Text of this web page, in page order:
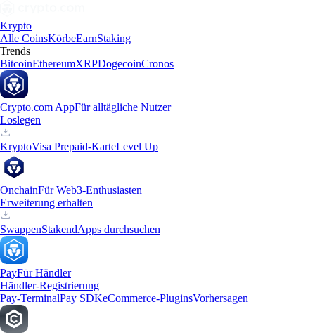
Krypto
Alle CoinsKörbeEarnStaking
Trends
BitcoinEthereumXRPDogecoinCronos
Crypto.com AppFür alltägliche Nutzer
Loslegen
KryptoVisa Prepaid-KarteLevel Up
OnchainFür Web3-Enthusiasten
Erweiterung erhalten
SwappenStakendApps durchsuchen
PayFür Händler
Händler-Registrierung
Pay-TerminalPay SDKeCommerce-PluginsVorhersagen